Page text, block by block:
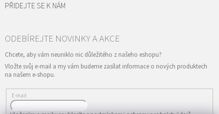
PŘIDEJTE SE K NÁM
Vložte svůj e-mail a my vám budeme zasílat informace o nových produktech
na našem e-shopu.
E-mail